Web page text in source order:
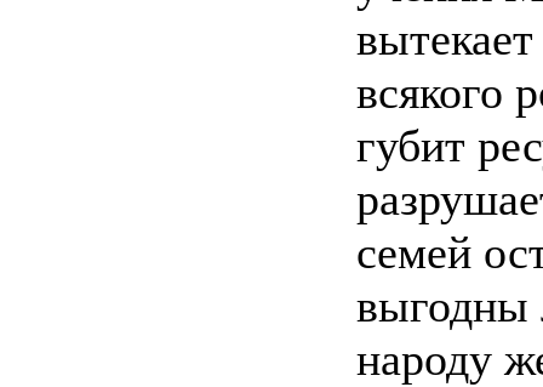
всякого
губит
семей
выгодны
народу